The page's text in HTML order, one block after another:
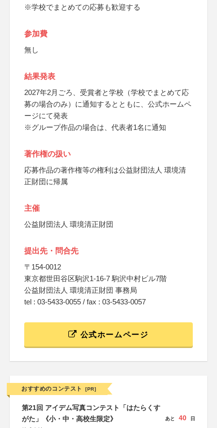
※学校でまとめての応募も歓迎する
参加費
無し
結果発表
2027年2月ごろ、受賞者と学校（学校でまとめて応
募の場合のみ）に通知するとともに、公式ホームペ
ージにて発表
※グループ作品の場合は、代表者1名に通知
著作権の扱い
応募作品の著作権等の権利は公益財団法人 環境清
正財団に帰属
主催
公益財団法人 環境清正財団
提出先・問合先
〒154-0012
東京都世田谷区駒沢1-16-7 駒沢中村ビル7階
公益財団法人 環境清正財団 事務局
tel : 03-5433-0055 / fax : 03-5433-0057
公式ホームページ
おすすめのコンテスト [PR]
第21回 アイデム写真コンテスト「はたらくす
がた」《小・中・高校生限定》
あと 40 日